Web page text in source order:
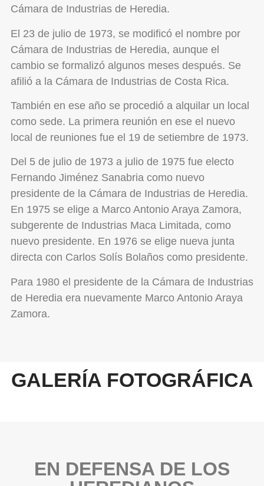
Cámara de Industrias de Heredia.
El 23 de julio de 1973, se modificó el nombre por
Cámara de Industrias de Heredia, aunque el
cambio se formalizó algunos meses después. Se
afilió a la Cámara de Industrias de Costa Rica.
También en ese año se procedió a alquilar un local
como sede. La primera reunión en ese el nuevo
local de reuniones fue el 19 de setiembre de 1973.
Del 5 de julio de 1973 a julio de 1975 fue electo
Fernando Jiménez Sanabria como nuevo
presidente de la Cámara de Industrias de Heredia.
En 1975 se elige a Marco Antonio Araya Zamora,
subgerente de Industrias Maca Limitada, como
nuevo presidente. En 1976 se elige nueva junta
directa con Carlos Solís Bolaños como presidente.
Para 1980 el presidente de la Cámara de Industrias
de Heredia era nuevamente Marco Antonio Araya
Zamora.
GALERÍA FOTOGRÁFICA
EN DEFENSA DE LOS